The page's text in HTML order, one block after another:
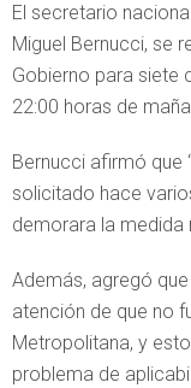
El secretario
Miguel Bernucci, se
Gobierno para siete
22:00 horas de
Bernucci afirmó que
solicitado hace
demorara la medida
Además, agregó
atención de que no
Metropolitana, y
problema de